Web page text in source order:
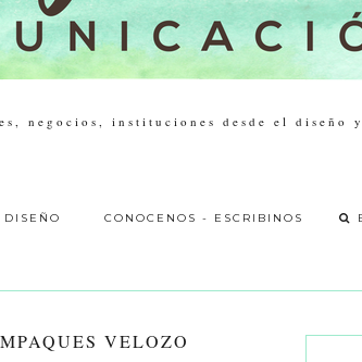
negocios, instituciones desde el diseño
CONOCENOS - ESCRIBINOS
VELOZO